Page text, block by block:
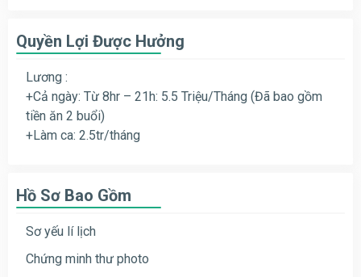
Quyền Lợi Được Hưởng
Lương :
+Cả ngày: Từ 8hr – 21h: 5.5 Triệu/Tháng (Đã bao gồm
tiền ăn 2 buổi)
+Làm ca: 2.5tr/tháng
Hồ Sơ Bao Gồm
Sơ yếu lí lịch
Chứng minh thư photo